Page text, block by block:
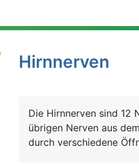
Hirnnerven
Die Hirnnerven sind 12
übrigen Nerven aus
durch verschiedene